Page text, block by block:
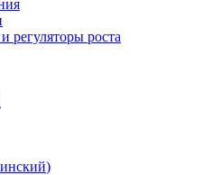
регуляторы роста
)